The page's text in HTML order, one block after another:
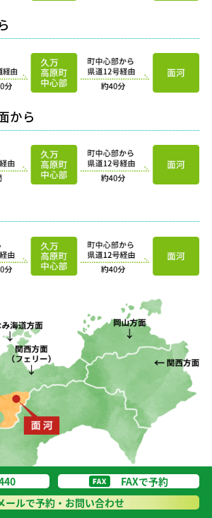
から
FAXで予約
ールで予約・お問い合わせ